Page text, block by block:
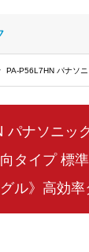
PA-P56L7HN パナソニック 天井カセットエアコ
パナソニッ
タイプ 標
ル》高効